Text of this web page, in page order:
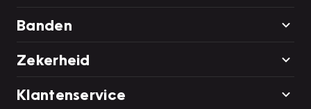
Banden
Zekerheid
Klantenservice